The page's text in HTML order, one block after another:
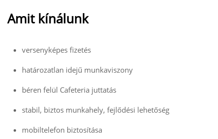
Amit kínálunk
versenyképes fizetés
határozatlan idejű munkaviszony
béren felül Cafeteria juttatás
stabil, biztos munkahely, fejlődési lehetőség
mobiltelefon biztosítása